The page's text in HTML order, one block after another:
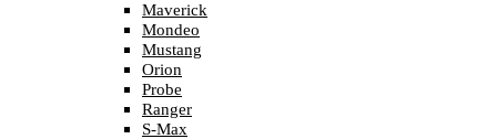
Maverick
Mondeo
Mustang
Orion
Probe
Ranger
S-Max